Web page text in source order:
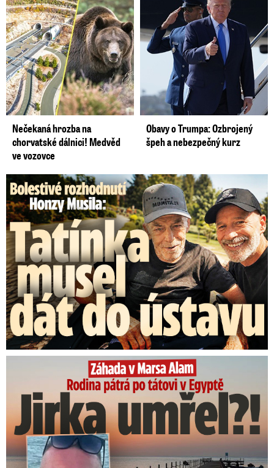
Nečekaná hrozba na
chorvatské dálnici! Medvěd
ve vozovce
Obavy o Trumpa: Ozbrojený
špeh a nebezpečný kurz
Bolestivé rozhodnutí Honzy Musila: Tátu musel dát do ústavu
Rodina pátrá po tátovi v Egyptě: Jirka umřel?!